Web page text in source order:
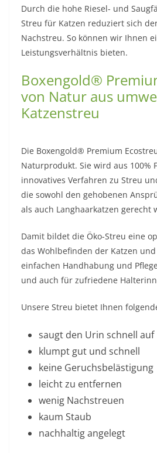
Durch die hohe Riesel- und
Streu für Katzen reduziert sich
Nachstreu. So können wir Ihnen
Leistungsverhältnis bieten.
Boxengold®
von Natur aus
Katzenstreu
Die Boxengold® Premium
Naturprodukt. Sie wird aus 100%
innovatives Verfahren zu Streu
die sowohl den gehobenen
als auch Langhaarkatzen gerecht
Damit bildet die Öko-Streu eine
das Wohlbefinden der Katzen
einfachen Handhabung und
und auch für zufriedene
Unsere Streu bietet Ihnen
saugt den Urin schnell auf
klumpt gut und schnell
keine Geruchsbelästigung
leicht zu entfernen
wenig Nachstreuen
kaum Staub
nachhaltig angelegt